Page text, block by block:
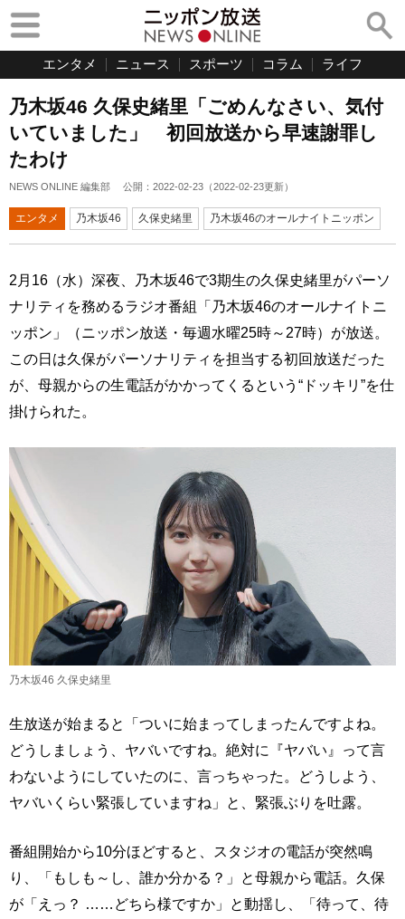
エンタメ ニュース スポーツ コラム ライフ
乃木坂46 久保史緒里「ごめんなさい、気付
いていました」 初回放送から早速謝罪し
たわけ
NEWS ONLINE 編集部 公開： 2022-02-23 （2022-02-23更新）
エンタメ 乃木坂46 久保史緒里 乃木坂46のオールナイトニッポン
2月16（水）深夜、乃木坂46で3期生の久保史緒里がパーソ
ナリティを務めるラジオ番組「乃木坂46のオールナイトニ
ッポン」（ニッポン放送・毎週水曜25時～27時）が放送。
この日は久保がパーソナリティを担当する初回放送だった
が、母親からの生電話がかかってくるという“ドッキリ”を仕
掛けられた。
乃木坂46 久保史緒里
生放送が始まると「ついに始まってしまったんですよね。
どうしましょう、ヤバいですね。絶対に『ヤバい』って言
わないようにしていたのに、言っちゃった。どうしよう、
ヤバいくらい緊張していますね」と、緊張ぶりを吐露。
番組開始から10分ほどすると、スタジオの電話が突然鳴
り、「もしも～し、誰か分かる？」と母親から電話。久保
が「えっ？ ……どちら様ですか」と動揺し、「待って、待